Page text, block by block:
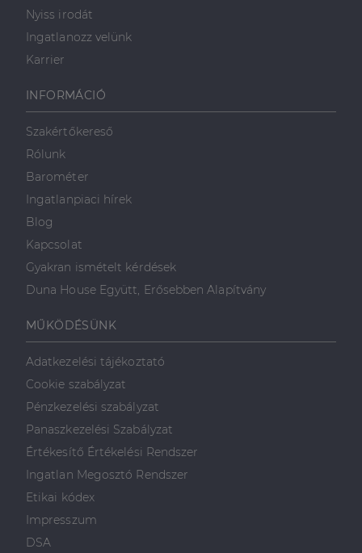
Nyiss irodát
Ingatlanozz velünk
Karrier
INFORMÁCIÓ
Szakértőkereső
Rólunk
Barométer
Ingatlanpiaci hírek
Blog
Kapcsolat
Gyakran ismételt kérdések
Duna House Együtt, Erősebben Alapítvány
MŰKÖDÉSÜNK
Adatkezelési tájékoztató
Cookie szabályzat
Pénzkezelési szabályzat
Panaszkezelési Szabályzat
Értékesítő Értékelési Rendszer
Ingatlan Megosztó Rendszer
Etikai kódex
Impresszum
DSA